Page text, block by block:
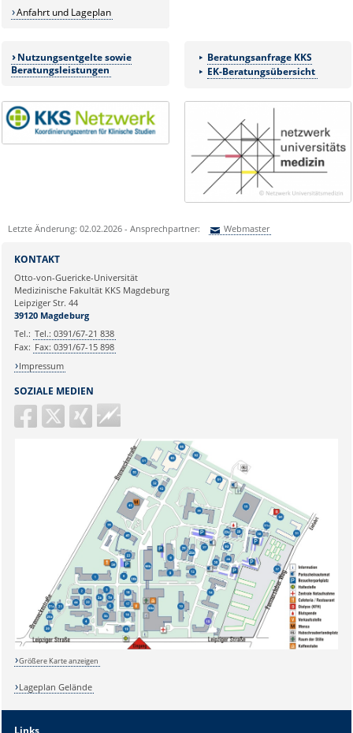
Anfahrt und Lageplan
Nutzungsentgelte sowie
Beratungsleistungen
Beratungsanfrage KKS
EK-Beratungsübersicht
Letzte Änderung: 02.02.2026 - Ansprechpartner: Webmaster
Ihre E-Mailadresse:
Ihr Anliegen:
SOZIALE MEDIEN
Guericke
FM
KONTAKT
Otto-von-Guericke-Universität
Medizinische Fakultät KKS Magdeburg
Leipziger Str. 44
39120 Magdeburg
Tel.: Tel.: 0391/67-21 838
Fax: Fax: 0391/67-15 898
Impressum
Größere Karte anzeigen
Lageplan Gelände
Links